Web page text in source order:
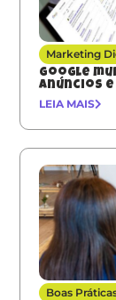
Marketing
Google
anúncios
LEIA MAIS
Boas